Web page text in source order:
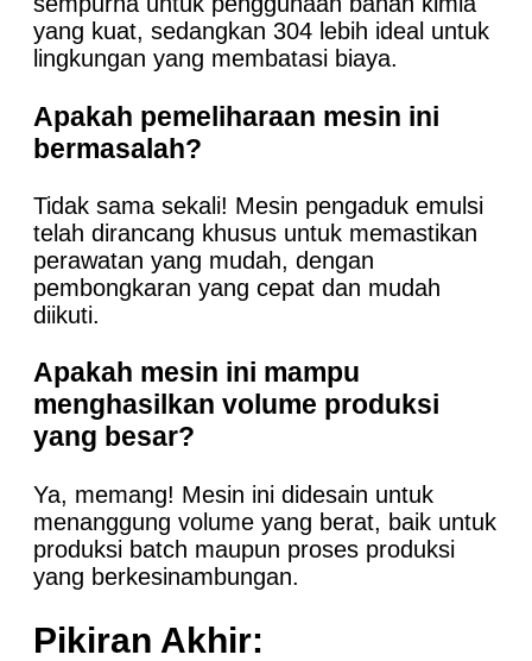
yang kuat, sedangkan 304 lebih ideal untuk
lingkungan yang membatasi biaya.
Apakah pemeliharaan mesin ini
bermasalah?
Tidak sama sekali! Mesin pengaduk emulsi
telah dirancang khusus untuk memastikan
perawatan yang mudah, dengan
pembongkaran yang cepat dan mudah
diikuti.
Apakah mesin ini mampu
menghasilkan volume produksi
yang besar?
Ya, memang! Mesin ini didesain untuk
menanggung volume yang berat, baik untuk
produksi batch maupun proses produksi
yang berkesinambungan.
Pikiran Akhir: